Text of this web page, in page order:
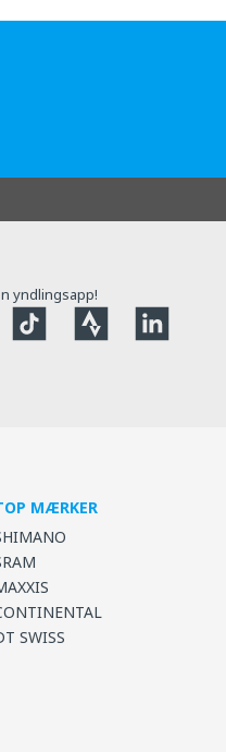
yndlingsapp!
TikTok Strava
MÆRKER
SWISS